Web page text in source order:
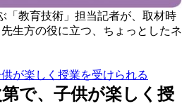
「教育技術」担当記者が、取材時
生方の役に立つ、ちょっとしたネ
が楽しく授業を受けられる
で、子供が楽しく授